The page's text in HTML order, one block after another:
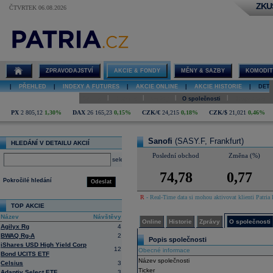
ČTVRTEK 06.08.2026
Sanofi online
ZPRAVODAJSTVÍ AKCIE & FONDY MĚNY & SAZBY
PŘEHLED INDEXY A FUTURES AKCIE ONLINE AKCIE HISTORIE
O společnosti
PX 2 805,12 1,30% DAX 26 165,23 0,15% CZK/€ 24,215 0,18% CZK/$ 21,021 0,46%
HLEDÁNÍ V DETAILU AKCIÍ
select
Odeslat
Pokročilé hledání
TOP AKCIE
Název
Návštěvy
Agilyx Rg
4
BWAQ Rg-A
2
iShares USD High Yield Corp
Bond UCITS ETF
12
Celsius
3
Sanofi (SASY.F, Frankfurt)
Poslední obchod Změna (%)
74,78 0,77
R - Real-Time data si mohou aktivovat klienti
Online Historie Zprávy O společnosti
Popis společnosti
Obecné informace
Název společnosti
Ticker